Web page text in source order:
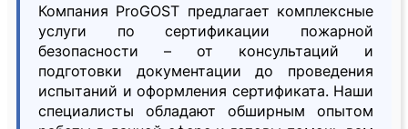
Компания ProGOST предлагает комплексные
услуги по сертификации пожарной
безопасности – от консультаций и
подготовки документации до проведения
испытаний и оформления сертификата. Наши
специалисты обладают обширным опытом